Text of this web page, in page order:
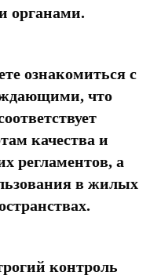
органами.
ознакомиться с
что
качества и
регламентов, а
в жилых
контроль